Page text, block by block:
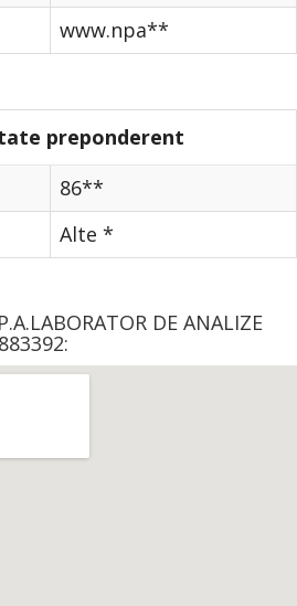
www.npa**
preponderent
86**
Alte *
DE ANALIZE